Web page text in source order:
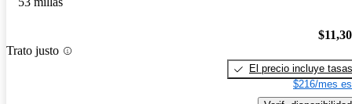
Trato justo
El precio incluye tasas
$216/mes